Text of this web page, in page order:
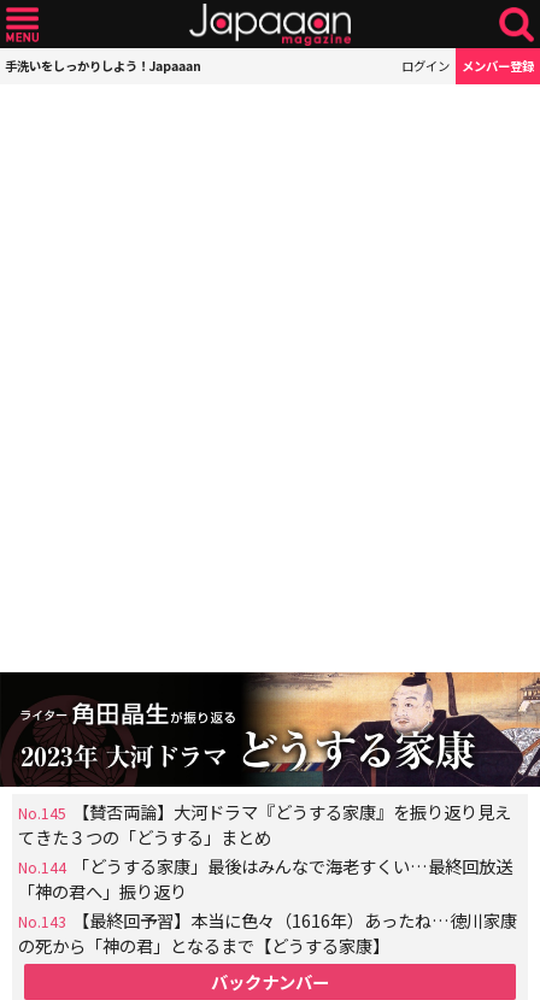
手洗いをしっかりしよう！Japaaan ログイン メンバー登録
No.145
【賛否両論】大河ドラマ『どうする家康』を振り返り見え
てきた３つの「どうする」まとめ
No.144
「どうする家康」最後はみんなで海老すくい…最終回放送
「神の君へ」振り返り
No.143
【最終回予習】本当に色々（1616年）あったね…徳川家康
の死から「神の君」となるまで【どうする家康】
バックナンバー